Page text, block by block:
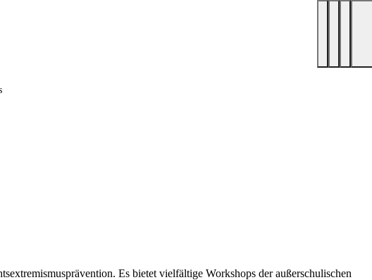
Es bietet vielfältige Workshops der außerschulischen